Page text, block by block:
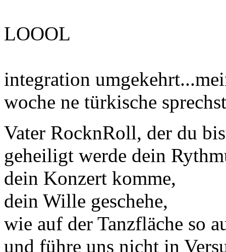
LOOOL
integration
woche ne türkische
Vater RocknRoll, der du
geheiligt werde dein
dein Konzert komme,
dein Wille geschehe,
wie auf der Tanzfläche so
und führe uns nicht in